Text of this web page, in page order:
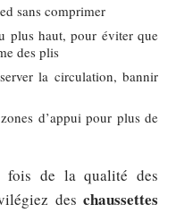
sans comprimer
plus haut, pour éviter que
des plis
la circulation, bannir
d’appui pour plus de
fois de la qualité des
des chaussettes